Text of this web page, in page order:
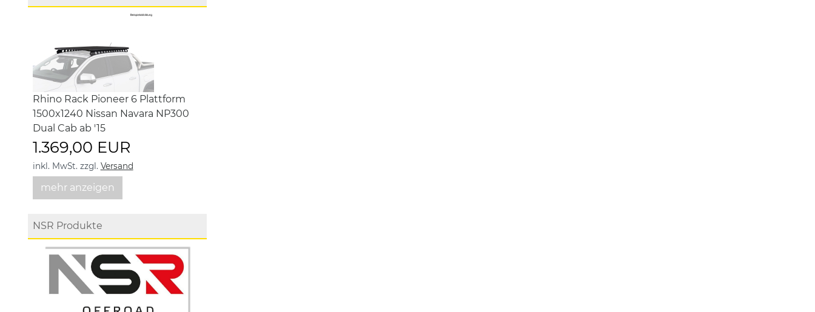
Rhino Rack Pioneer 6 Plattform
1500x1240 Nissan Navara NP300
Dual Cab ab '15
1.369,00 EUR
inkl. MwSt. zzgl. Versand
mehr anzeigen
NSR Produkte